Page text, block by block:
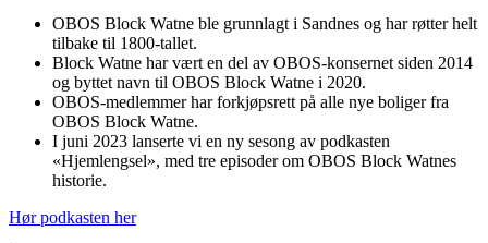
OBOS Block Watne ble grunnlagt i Sandnes og har røtter helt
tilbake til 1800-tallet.
Block Watne har vært en del av OBOS-konsernet siden 2014
og byttet navn til OBOS Block Watne i 2020.
OBOS-medlemmer har forkjøpsrett på alle nye boliger fra
OBOS Block Watne.
I juni 2023 lanserte vi en ny sesong av podkasten
«Hjemlengsel», med tre episoder om OBOS Block Watnes
historie.
Hør podkasten her